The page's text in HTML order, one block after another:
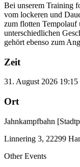
Bei unserem Training
vom lockeren und
zum flotten Tempolauf
unterschiedlichen
gehört ebenso zum
Zeit
31. August 2026 19:15
Ort
Jahnkampfbahn
Linnering 3, 22299
Other Events